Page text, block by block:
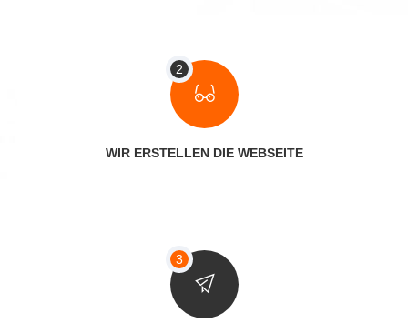
WIR ERSTELLEN DIE WEBSEITE